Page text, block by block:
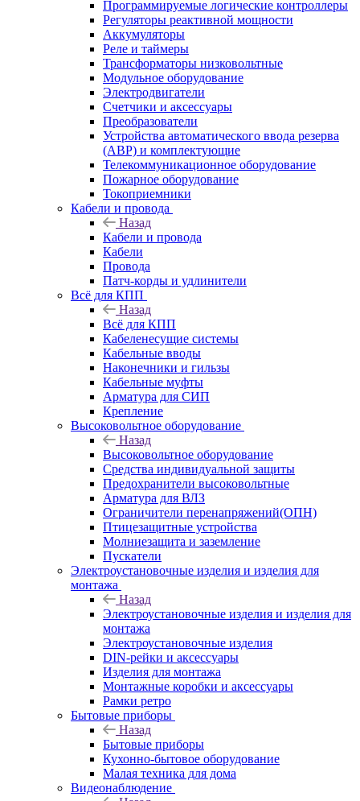
Программируемые логические контроллеры
Регуляторы реактивной мощности
Аккумуляторы
Реле и таймеры
Трансформаторы низковольтные
Модульное оборудование
Электродвигатели
Счетчики и аксессуары
Преобразователи
Устройства автоматического ввода резерва
(АВР) и комплектующие
Телекоммуникационное оборудование
Пожарное оборудование
Токоприемники
Кабели и провода
Назад
Кабели и провода
Кабели
Провода
Патч-корды и удлинители
Всё для КПП
Назад
Всё для КПП
Кабеленесущие системы
Кабельные вводы
Наконечники и гильзы
Кабельные муфты
Арматура для СИП
Крепление
Высоковольтное оборудование
Назад
Высоковольтное оборудование
Средства индивидуальной защиты
Предохранители высоковольтные
Арматура для ВЛЗ
Ограничители перенапряжений(ОПН)
Птицезащитные устройства
Молниезащита и заземление
Пускатели
Электроустановочные изделия и изделия для
монтажа
Назад
Электроустановочные изделия и изделия для
монтажа
Электроустановочные изделия
DIN-рейки и аксессуары
Изделия для монтажа
Монтажные коробки и аксессуары
Рамки ретро
Бытовые приборы
Назад
Бытовые приборы
Кухонно-бытовое оборудование
Малая техника для дома
Видеонаблюдение